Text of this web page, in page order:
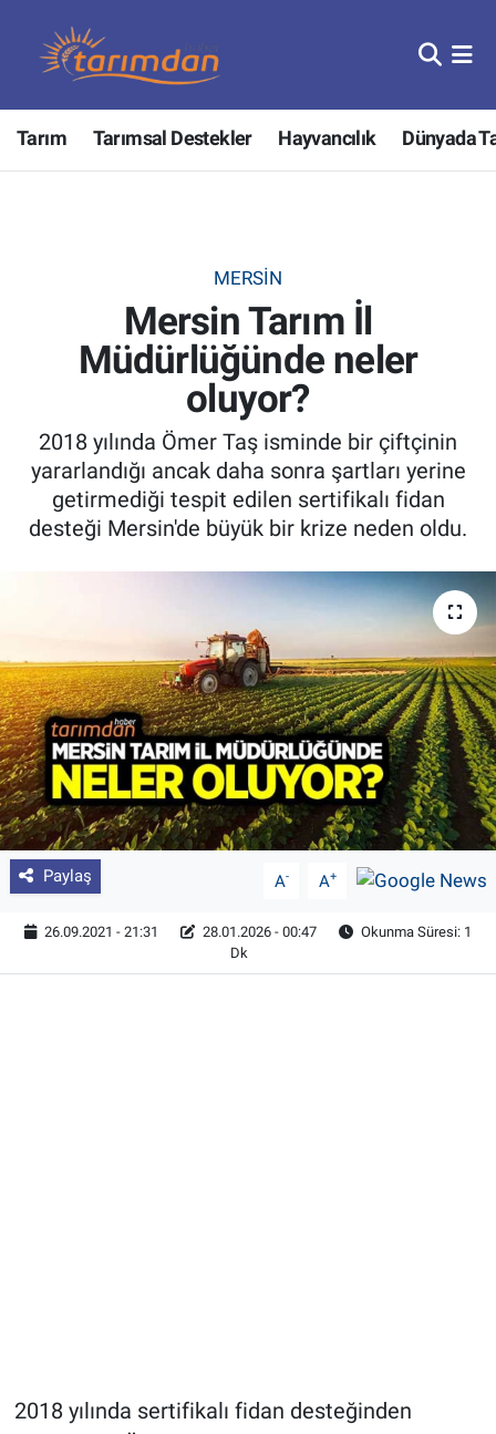
Tarım Tarımsal Destekler Hayvancılık Dünyada
MERSIN
Mersin Tarım İl
Müdürlüğünde neler
oluyor?
2018 yılında Ömer Taş isminde bir çiftçinin
yararlandığı ancak daha sonra şartları yerine
getirmediği tespit edilen sertifikalı fidan
desteği Mersin'de büyük bir krize neden oldu.
Paylaş A- A+
26.09.2021 - 21:31 28.01.2026 - 00:47
Okunma Süresi: 1
Dk
2018 yılında sertifikalı fidan desteğinden
Tarım
Hayvancılık
Tarımsal Destekler
Tarım Bakanlığı
Tarım Kredi Kooperatifleri
Pankobirlik
Yetiştirici Soruyor
Dünyada Tarım
Üretici Birlikleri
Şeker ve Şekerli Mamüller
Tahıllar ve Baklagiller
Nöbetçi Eczaneler
Hava Durumu
Tüm Manşetler
Son Dakika Haberleri